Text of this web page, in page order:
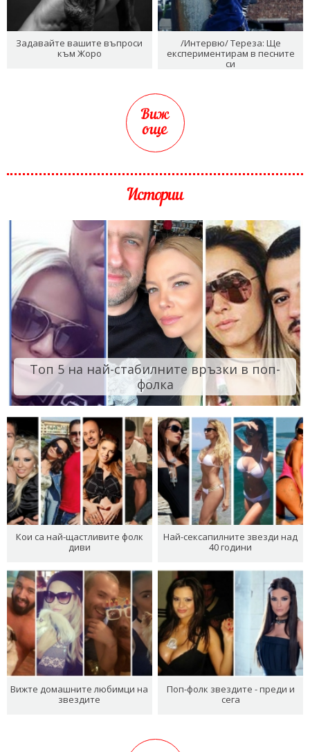
Задавайте вашите въпроси
към Жоро
/Интервю/ Тереза: Ще
експериментирам в песните
си
Виж
още
Истории
Топ 5 на най-стабилните връзки в поп-
фолка
Кои са най-щастливите фолк
диви
Най-сексапилните звезди над
40 години
Вижте домашните любимци на
звездите
Поп-фолк звездите - преди и
сега